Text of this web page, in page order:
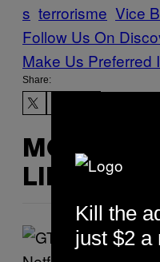
s terrorisme Vice
Follow Us On
Make Us Preferred
Share:
MORE
LIKE THIS
Kill the
just $2 a